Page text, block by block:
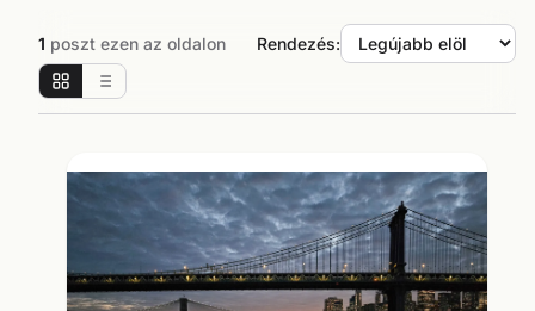
1 poszt ezen az oldalon Rendezés: